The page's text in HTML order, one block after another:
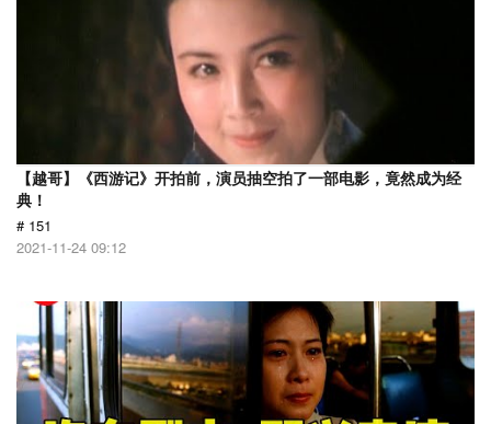
【越哥】《西游记》开拍前，演员抽空拍了一部电影，竟然成为经
典！
# 151
2021-11-24 09:12